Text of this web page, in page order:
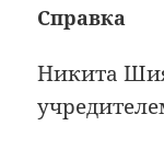
Справка
Никита